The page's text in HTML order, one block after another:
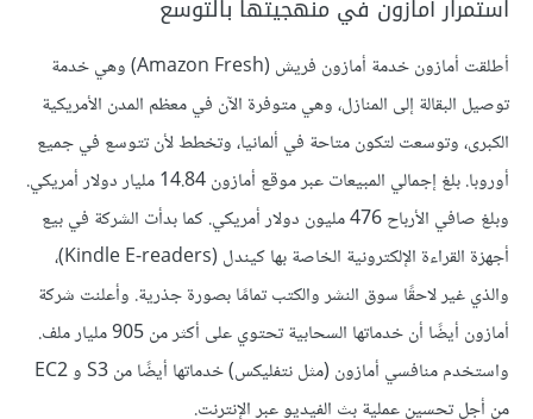
استمرار أمازون في منهجيتها بالتوسع
أطلقت أمازون خدمة أمازون فريش (Amazon Fresh) وهي خدمة
توصيل البقالة إلى المنازل، وهي متوفرة الآن في معظم المدن الأمريكية
الكبرى، وتوسعت لتكون متاحة في ألمانيا، وتخطط لأن تتوسع في جميع
أوروبا. بلغ إجمالي المبيعات عبر موقع أمازون 14.84 مليار دولار أمريكي.
وبلغ صافي الأرباح 476 مليون دولار أمريكي. كما بدأت الشركة في بيع
أجهزة القراءة الإلكترونية الخاصة بها كيندل (Kindle E-readers)،
والذي غير لاحقًا سوق النشر والكتب تمامًا بصورة جذرية. وأعلنت شركة
أمازون أيضًا أن خدماتها السحابية تحتوي على أكثر من 905 مليار ملف.
واستخدم منافسي أمازون (مثل نتفليكس) خدماتها أيضًا من S3 و EC2
من أجل تحسين عملية بث الفيديو عبر الإنترنت.